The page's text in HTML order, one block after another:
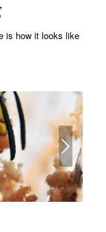
is how it looks like
1 2 3